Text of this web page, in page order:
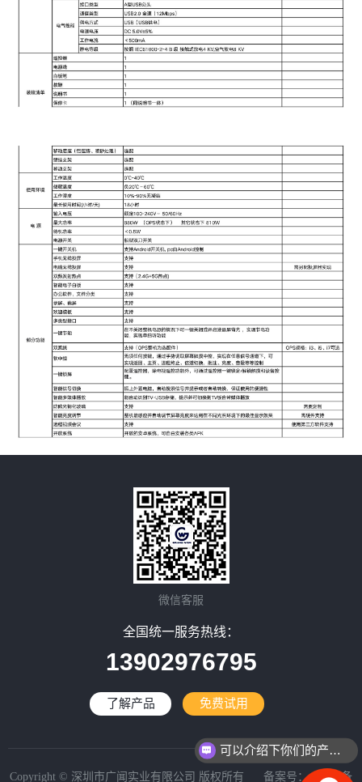
微信客服
全国统一服务热线：
13902976795
了解产品 免费试用
Copyright © 深圳市广闻实业有限公司 版权所有 备案号：粤ICP备
可以介绍下你们的产品么？